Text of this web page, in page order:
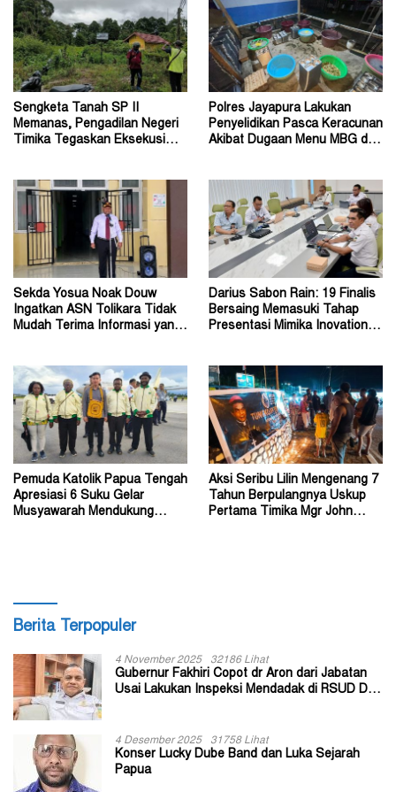
Sengketa Tanah SP II
Memanas, Pengadilan Negeri
Timika Tegaskan Eksekusi
Polres Jayapura Lakukan
Penyelidikan Pasca Keracunan
Akibat Dugaan Menu MBG di
Sekda Yosua Noak Douw
Ingatkan ASN Tolikara Tidak
Mudah Terima Informasi yang
Darius Sabon Rain: 19 Finalis
Bersaing Memasuki Tahap
Presentasi Mimika Inovation
Pemuda Katolik Papua Tengah
Apresiasi 6 Suku Gelar
Musyawarah Mendukung
Aksi Seribu Lilin Mengenang 7
Tahun Berpulangnya Uskup
Pertama Timika Mgr John
Berita Terpopuler
4 November 2025 32186 Lihat
Gubernur Fakhiri Copot dr Aron dari Jabatan
Usai Lakukan Inspeksi Mendadak di RSUD Dok
4 Desember 2025 31758 Lihat
Konser Lucky Dube Band dan Luka Sejarah
Papua